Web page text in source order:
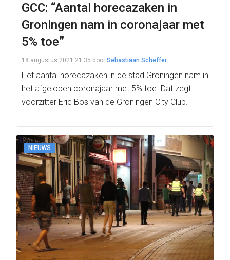
GCC: “Aantal horecazaken in
Groningen nam in coronajaar met
5% toe”
18 augustus 2021 21:35 door Sebastiaan Scheffer
Het aantal horecazaken in de stad Groningen nam in
het afgelopen coronajaar met 5% toe. Dat zegt
voorzitter Eric Bos van de Groningen City Club.
NIEUWS